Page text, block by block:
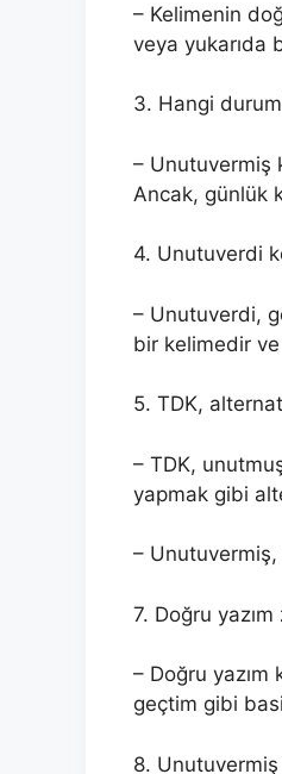
– Kelimenin
veya yukarıda
3. Hangi
– Unutuvermiş
Ancak, günlük
4. Unutuverdi
– Unutuverdi,
bir kelimedir
5. TDK,
– TDK,
yapmak gibi
– Unutuvermiş,
7. Doğru
– Doğru
geçtim gibi
8.